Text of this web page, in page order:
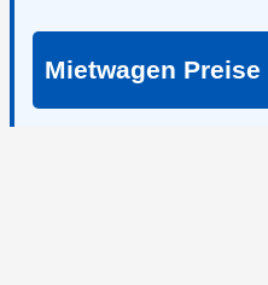
Mietwagen